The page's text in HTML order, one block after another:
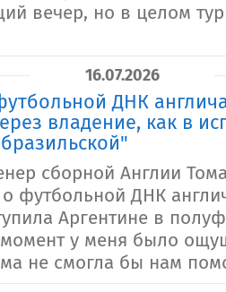
вечер, но в целом
16.07.2026
ДНК
владение, как в
сборной Англии
футбольной ДНК
Аргентине в
момент у меня было
не смогла бы нам